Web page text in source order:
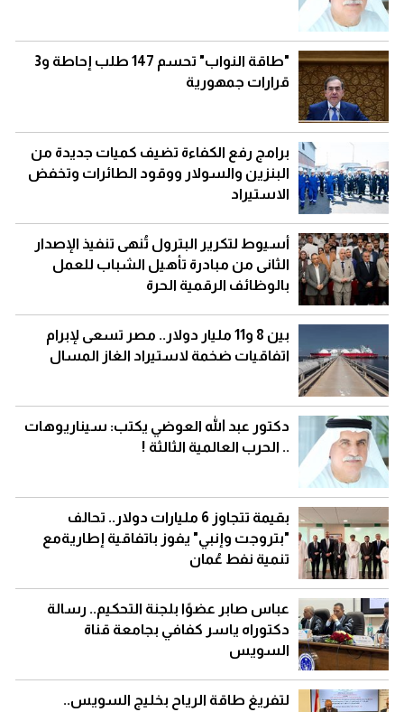
"طاقة النواب" تحسم 147 طلب إحاطة و3
قرارات جمهورية
برامج رفع الكفاءة تضيف كميات جديدة من
البنزين والسولار ووقود الطائرات وتخفض
الاستيراد
أسيوط لتكرير البترول تُنهى تنفيذ الإصدار
الثانى من مبادرة تأهيل الشباب للعمل
بالوظائف الرقمية الحرة
بين 8 و11 مليار دولار.. مصر تسعى لإبرام
اتفاقيات ضخمة لاستيراد الغاز المسال
دكتور عبد الله العوضي يكتب: سيناريوهات
.. الحرب العالمية الثالثة !
بقيمة تتجاوز 6 مليارات دولار.. تحالف
"بتروجت وإنبي" يفوز باتفاقية إطاريةمع
تنمية نفط عُمان
عباس صابر عضوًا بلجنة التحكيم.. رسالة
دكتوراه ياسر كفافي بجامعة قناة
السويس
لتفريغ طاقة الرياح بخليج السويس..